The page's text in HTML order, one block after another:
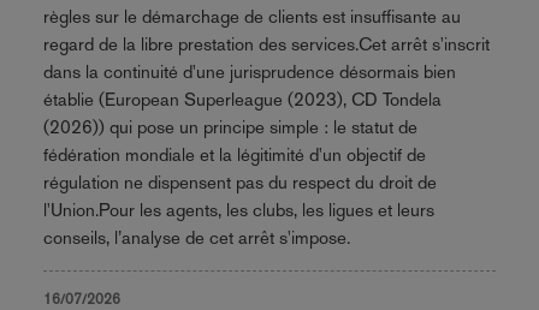
règles sur le démarchage de clients est insuffisante au
regard de la libre prestation des services.Cet arrêt s'inscrit
dans la continuité d'une jurisprudence désormais bien
établie (European Superleague (2023), CD Tondela
(2026)) qui pose un principe simple : le statut de
fédération mondiale et la légitimité d'un objectif de
régulation ne dispensent pas du respect du droit de
l'Union.Pour les agents, les clubs, les ligues et leurs
conseils, l’analyse de cet arrêt s'impose.
16/07/2026